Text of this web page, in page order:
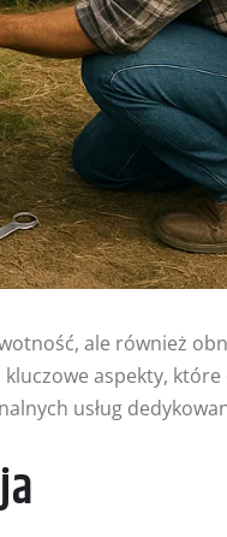
ale również
aspekty,
usług